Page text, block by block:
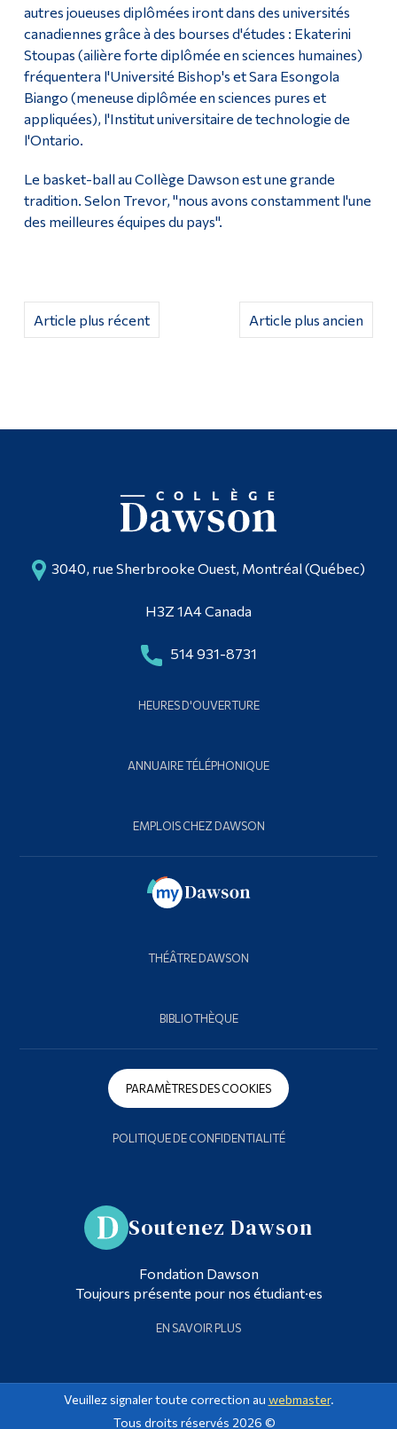
autres joueuses diplômées iront dans des universités
canadiennes grâce à des bourses d'études : Ekaterini
Stoupas (ailière forte diplômée en sciences humaines)
fréquentera l'Université Bishop's et Sara Esongola
Biango (meneuse diplômée en sciences pures et
appliquées), l'Institut universitaire de technologie de
l'Ontario.
Le basket-ball au Collège Dawson est une grande
tradition. Selon Trevor, "nous avons constamment l'une
des meilleures équipes du pays".
Article plus ancien
Article plus récent
3040, rue Sherbrooke Ouest, Montréal (Québec)
H3Z 1A4 Canada
514 931-8731
HEURES D'OUVERTURE
ANNUAIRE TÉLÉPHONIQUE
EMPLOIS CHEZ DAWSON
THÉÂTRE DAWSON
BIBLIOTHÈQUE
PARAMÈTRES DES COOKIES
POLITIQUE DE CONFIDENTIALITÉ
Soutenez Dawson
Fondation Dawson
Toujours présente pour nos étudiant·es
EN SAVOIR PLUS
Veuillez signaler toute correction au webmaster.
Tous droits réservés 2026 ©